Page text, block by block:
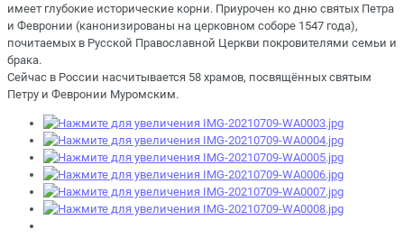
имеет глубокие исторические корни. Приурочен ко дню святых Петра
и Февронии (канонизированы на церковном соборе 1547 года),
почитаемых в Русской Православной Церкви покровителями семьи и
брака.
Сейчас в России насчитывается 58 храмов, посвящённых святым
Петру и Февронии Муромским.